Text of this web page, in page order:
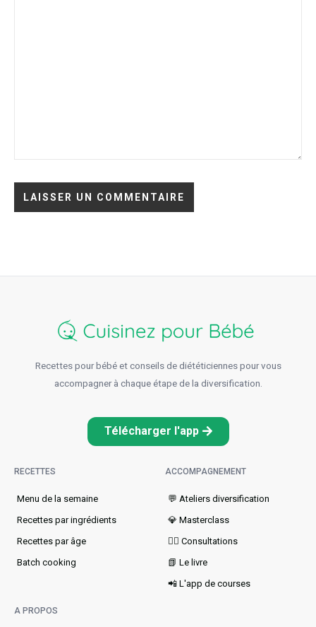
Recettes pour bébé et conseils de diététiciennes pour vous
accompagner à chaque étape de la diversification.
Télécharger l'app
RECETTES
Menu de la semaine​
Recettes par ingrédients
Recettes par âge
Batch cooking
ACCOMPAGNEMENT
💬 Ateliers diversification
💎 Masterclass
👩‍⚕️ Consultations
📗 Le livre
📲 L'app de courses
A PROPOS